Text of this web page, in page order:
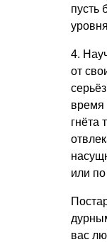
пусть
4.
от
время
гнёта
или
вас